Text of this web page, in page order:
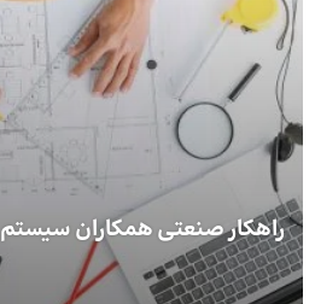
راهکار صنعتی همکاران سیستم